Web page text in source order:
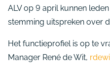
ALV op 9 april kunnen
stemming uitspreken over
Het functieprofiel is op te
Manager René de Wit,